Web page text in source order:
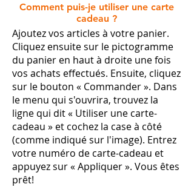
Comment puis-je utiliser une carte
cadeau ?
Ajoutez vos articles à votre panier.
Cliquez ensuite sur le pictogramme
du panier en haut à droite une fois
vos achats effectués. Ensuite, cliquez
sur le bouton « Commander ». Dans
le menu qui s'ouvrira, trouvez la
ligne qui dit « Utiliser une carte-
cadeau » et cochez la case à côté
(comme indiqué sur l'image). Entrez
votre numéro de carte-cadeau et
appuyez sur « Appliquer ». Vous êtes
prêt!